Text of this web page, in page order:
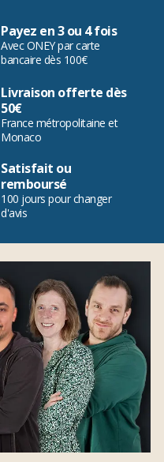
Payez en 3 ou 4 fois
Avec ONEY par carte
bancaire dès 100€
Livraison offerte dès
50€
France métropolitaine et
Monaco
Satisfait ou
remboursé
100 jours pour changer
d'avis